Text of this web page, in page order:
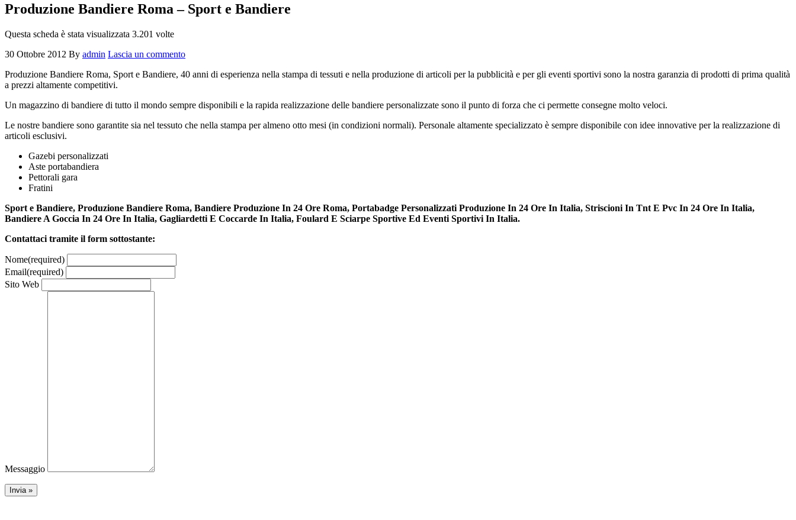
Produzione Bandiere Roma – Sport e Bandiere
Questa scheda è stata visualizzata 3.201 volte
30 Ottobre 2012 By admin Lascia un commento
Produzione Bandiere Roma, Sport e Bandiere, 40 anni di esperienza nella stampa di tessuti e nella produzione di articoli per la pubblicità e per gli eventi sportivi sono la nostra garanzia di prodotti di prima qualità
a prezzi altamente competitivi.
Un magazzino di bandiere di tutto il mondo sempre disponibili e la rapida realizzazione delle bandiere personalizzate sono il punto di forza che ci permette consegne molto veloci.
Le nostre bandiere sono garantite sia nel tessuto che nella stampa per almeno otto mesi (in condizioni normali). Personale altamente specializzato è sempre disponibile con idee innovative per la realizzazione di
articoli esclusivi.
Gazebi personalizzati
Aste portabandiera
Pettorali gara
Fratini
Sport e Bandiere, Produzione Bandiere Roma, Bandiere Produzione In 24 Ore Roma, Portabadge Personalizzati Produzione In 24 Ore In Italia, Striscioni In Tnt E Pvc In 24 Ore In Italia,
Bandiere A Goccia In 24 Ore In Italia, Gagliardetti E Coccarde In Italia, Foulard E Sciarpe Sportive Ed Eventi Sportivi In Italia.
Contattaci tramite il form sottostante:
Nome(required)
Email(required)
Sito Web
Messaggio